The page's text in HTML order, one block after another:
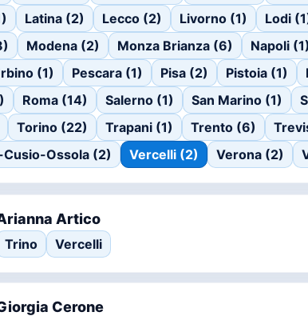
Latina (2) Lecco (2) Livorno (1) Lodi
Modena (2) Monza Brianza (6) Napoli (1)
(1)
Pescara (1) Pisa (2) Pistoia (1)
Roma (14) Salerno (1) San Marino (1)
Torino (22) Trapani (1) Trento (6)
Ossola (2)
Vercelli (2) Verona (2)
Artico
Trino Vercelli
Cerone